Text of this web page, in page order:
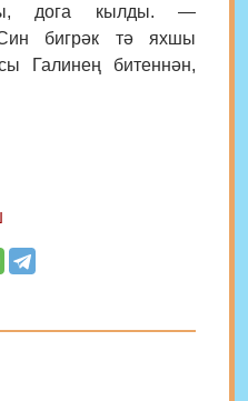
дога кылды. —
бигрәк тә яхшы
Галинең битеннән,
үпте.